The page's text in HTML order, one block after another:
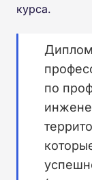
курса.
по